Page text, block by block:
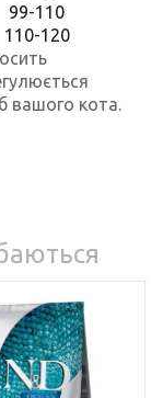
99-110
110-120
вашого кота.